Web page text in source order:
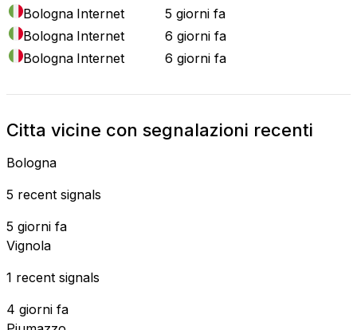
Bologna Internet
5 giorni fa
Bologna Internet
6 giorni fa
Bologna Internet 6 giorni fa
Citta vicine con segnalazioni recenti
Bologna
5 recent signals
5 giorni fa
Vignola
1 recent signals
4 giorni fa